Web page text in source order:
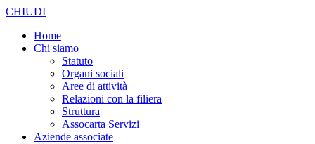
CHIUDI
Home
Chi siamo
Statuto
Organi sociali
Aree di attività
Relazioni con la filiera
Struttura
Assocarta Servizi
Aziende associate